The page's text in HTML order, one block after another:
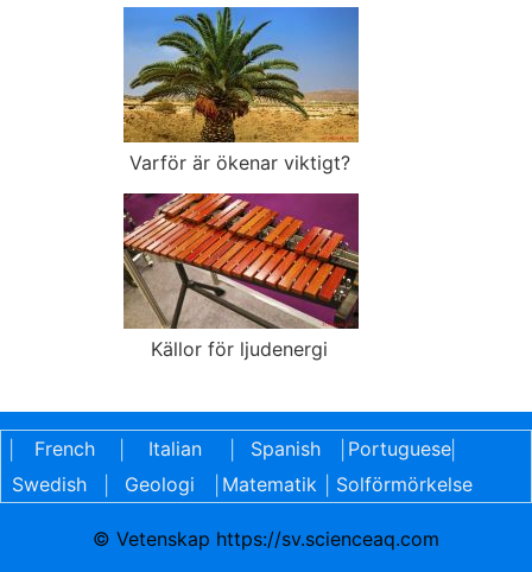
Varför är ökenar viktigt?
Källor för ljudenergi
French Italian Spanish Portuguese|
Swedish
Geologi Matematik Solförmörkelse
© Vetenskap https://sv.scienceaq.com